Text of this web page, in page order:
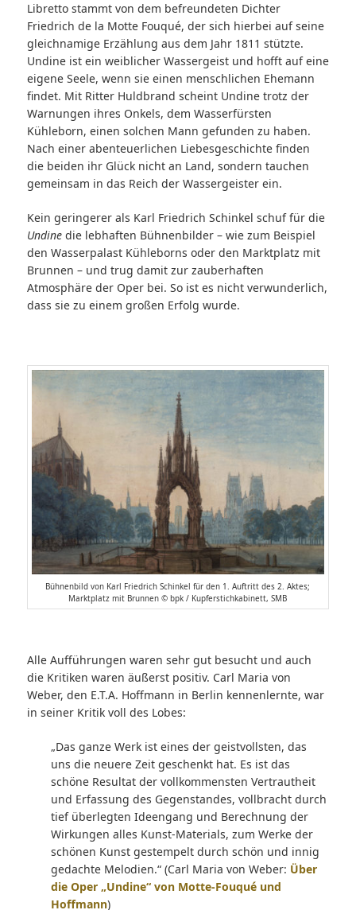
Libretto stammt von dem befreundeten Dichter
Friedrich de la Motte Fouqué, der sich hierbei auf seine
gleichnamige Erzählung aus dem Jahr 1811 stützte.
Undine ist ein weiblicher Wassergeist und hofft auf eine
eigene Seele, wenn sie einen menschlichen Ehemann
findet. Mit Ritter Huldbrand scheint Undine trotz der
Warnungen ihres Onkels, dem Wasserfürsten
Kühleborn, einen solchen Mann gefunden zu haben.
Nach einer abenteuerlichen Liebesgeschichte finden
die beiden ihr Glück nicht an Land, sondern tauchen
gemeinsam in das Reich der Wassergeister ein.
Kein geringerer als Karl Friedrich Schinkel schuf für die
Undinedie lebhaften Bühnenbilder – wie zum Beispiel
den Wasserpalast Kühleborns oder den Marktplatz mit
Brunnen – und trug damit zur zauberhaften
Atmosphäre der Oper bei. So ist es nicht verwunderlich,
dass sie zu einem großen Erfolg wurde.
Bühnenbild von Karl Friedrich Schinkel für den 1. Auftritt des 2. Aktes;
Marktplatz mit Brunnen © bpk / Kupferstichkabinett, SMB
Alle Aufführungen waren sehr gut besucht und auch
die Kritiken waren äußerst positiv. Carl Maria von
Weber, den E.T.A. Hoffmann in Berlin kennenlernte, war
in seiner Kritik voll des Lobes:
„Das ganze Werk ist eines der geistvollsten, das
uns die neuere Zeit geschenkt hat. Es ist das
schöne Resultat der vollkommensten Vertrautheit
und Erfassung des Gegenstandes, vollbracht durch
tief überlegten Ideengang und Berechnung der
Wirkungen alles Kunst-Materials, zum Werke der
schönen Kunst gestempelt durch schön und innig
gedachte Melodien.“ (Carl Maria von Weber: Über
die Oper „Undine“ von Motte-Fouqué und
Hoffmann)